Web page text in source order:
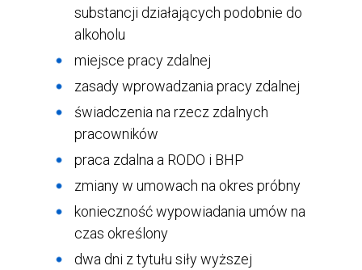
substancji działających podobnie do
alkoholu
miejsce pracy zdalnej
zasady wprowadzania pracy zdalnej
świadczenia na rzecz zdalnych
pracowników
praca zdalna a RODO i BHP
zmiany w umowach na okres próbny
konieczność wypowiadania umów na
czas określony
dwa dni z tytułu siły wyższej